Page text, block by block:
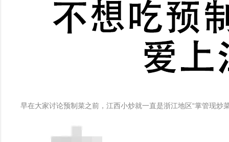
早在大家讨论预制菜之前，江西小炒就一直是浙江地区“掌管现炒